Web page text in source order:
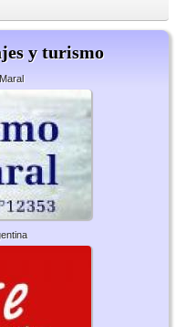
y turismo